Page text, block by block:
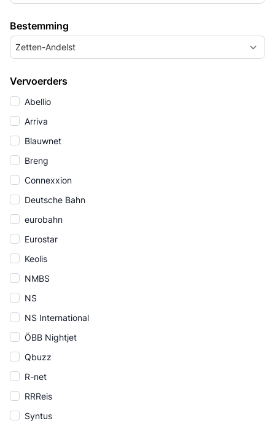
Bestemming
Zetten-Andelst
Vervoerders
Abellio
Arriva
Blauwnet
Breng
Connexxion
Deutsche Bahn
eurobahn
Eurostar
Keolis
NMBS
NS
NS International
ÖBB Nightjet
Qbuzz
R-net
RRReis
Syntus